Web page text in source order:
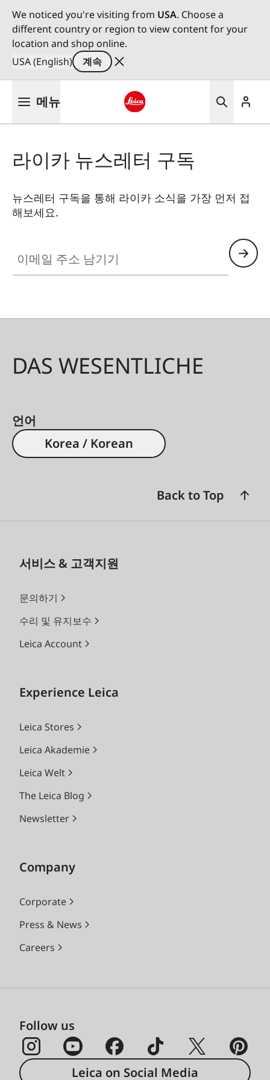
We noticed you're visiting from USA. Choose a
different country or region to view content for your
location and shop online.
USA (English)
계속
메뉴
라이카 뉴스레터 구독
뉴스레터 구독을 통해 라이카 소식을 가장 먼저 접
해보세요.
DAS WESENTLICHE
언어
Korea / Korean
Back to Top
서비스 & 고객지원
문의하기
수리 및 유지보수
Leica Account
Experience Leica
Leica Stores
Leica Akademie
Leica Welt
The Leica Blog
Newsletter
Company
Corporate
Press & News
Careers
Follow us
Leica on Social Media